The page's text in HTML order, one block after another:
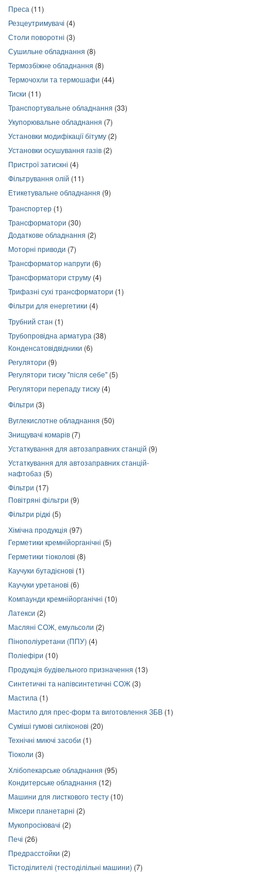
Преса (11)
Резцеутримувачі (4)
Столи поворотні (3)
Сушильне обладнання (8)
Термозбіжне обладнання (8)
Термочохли та термошафи (44)
Тиски (11)
Транспортувальне обладнання (33)
Укупорювальне обладнання (7)
Установки модифікації бітуму (2)
Установки осушування газів (2)
Пристрої затискні (4)
Фільтрування олій (11)
Етикетувальне обладнання (9)
Транспортер (1)
Трансформатори (30)
Додаткове обладнання (2)
Моторні приводи (7)
Трансформатор напруги (6)
Трансформатори струму (4)
Трифазні сухі трансформатори (1)
Фільтри для енергетики (4)
Трубний стан (1)
Трубопровідна арматура (38)
Конденсатовідвідники (6)
Регулятори (9)
Регулятори тиску "після себе" (5)
Регулятори перепаду тиску (4)
Фільтри (3)
Вуглекислотне обладнання (50)
Знищувачі комарів (7)
Устаткування для автозаправних станцій (9)
Устаткування для автозаправних станцій-
нафтобаз (5)
Фільтри (17)
Повітряні фільтри (9)
Фільтри рідкі (5)
Хімічна продукція (97)
Герметики кремнійорганічні (5)
Герметики тіоколові (8)
Каучуки бутадієнові (1)
Каучуки уретанові (6)
Компаунди кремнійорганічні (10)
Латекси (2)
Масляні СОЖ, емульсоли (2)
Пінополіуретани (ППУ) (4)
Поліефіри (10)
Продукція будівельного призначення (13)
Синтетичні та напівсинтетичні СОЖ (3)
Мастила (1)
Мастило для прес-форм та виготовлення ЗБВ (1)
Суміші гумові силіконові (20)
Технічні миючі засоби (1)
Тіоколи (3)
Хлібопекарське обладнання (95)
Кондитерське обладнання (12)
Машини для листкового тесту (10)
Міксери планетарні (2)
Мукопросіювачі (2)
Печі (26)
Предрасстойки (2)
Тістоділителі (тестоділільні машини) (7)